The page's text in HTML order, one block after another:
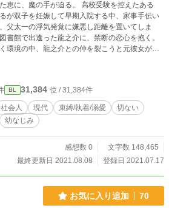
魔の手が迫る。 高校受験を控えたある
が双子を妊娠して早期入院する中、家事手伝い
父太一の浮気発覚に嫌悪し距離を置いてしま
書館で出逢った龍之介に、禁断の恋心を抱く。
環境の中、龍之介との仲を裂こうと元彼女が現
BL 31,384 位 / 31,384件
社会人 現代 束縛/執着/溺愛
切ない
幼なじみ
感想数 0
文字数 148,465
最終更新日 2021.08.08
登録日 2021.07.17
お気に入り追加 70